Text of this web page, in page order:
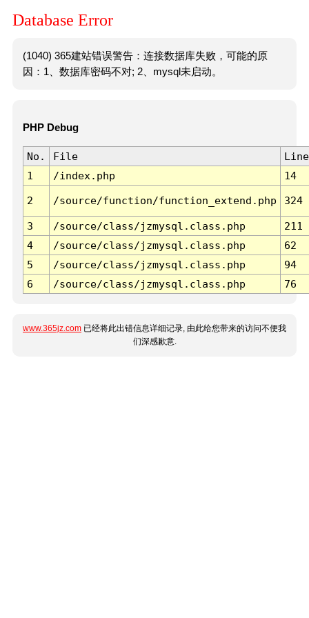
Database Error
(1040) 365建站错误警告：连接数据库失败，可能的原
因：1、数据库密码不对; 2、mysql未启动。
PHP Debug
No. File
Line
1
/index.php 14
2 /source/function/function_extend.php 324
3 /source/class/jzmysql.class.php
211
4
/source/class/jzmysql.class.php
62
5
/source/class/jzmysql.class.php
94
6
/source/class/jzmysql.class.php 76
www.365jz.com 已经将此出错信息详细记录, 由此给您带来的访问不便我
们深感歉意.